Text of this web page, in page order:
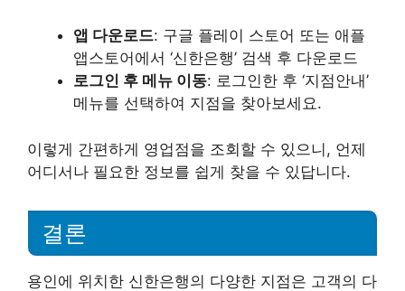
앱 다운로드: 구글 플레이 스토어 또는 애플
앱스토어에서 ‘신한은행’ 검색 후 다운로드
로그인 후 메뉴 이동: 로그인한 후 ‘지점안내’
메뉴를 선택하여 지점을 찾아보세요.
이렇게 간편하게 영업점을 조회할 수 있으니, 언제
어디서나 필요한 정보를 쉽게 찾을 수 있답니다.
결론
용인에 위치한 신한은행의 다양한 지점은 고객의 다